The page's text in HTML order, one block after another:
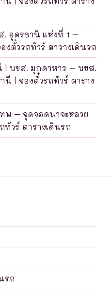
. อุดรธานี แห่งที่ 1 –
งตั๋วรถทัวร์ ตารางเดินรถ
| บขส. มุกดาหาร – บขส.
นี | จองตั๋วรถทัวร์ ตาราง
พ – จุดจอดนาจะหลวย
ทัวร์ ตารางเดินรถ
รถ